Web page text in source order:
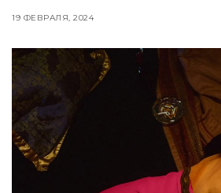
19 ФЕВРАЛЯ, 2024